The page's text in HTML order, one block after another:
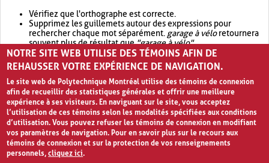
Vérifiez que l'orthographe est correcte.
Supprimez les guillemets autour des expressions pour
rechercher chaque mot séparément. garage à véloretournera
souvent plus de résultat que"garage à vélo".
Envisagez d'élargir votre recherche avec OR.garage OR vélo
retournera souvent plus de résultat quegarage à vélo
NOTRE SITE WEB UTILISE DES TÉMOINS AFIN DE
REHAUSSER VOTRE EXPÉRIENCE DE NAVIGATION.
Le site web de Polytechnique Montréal utilise des témoins de connexion
afin de recueillir des statistiques générales et offrir une meilleure
expérience à ses visiteurs. En naviguant sur le site, vous acceptez
l’utilisation de ces témoins selon les modalités spécifiées aux conditions
d’utilisation. Vous pouvez refuser les témoins de connexion en modifiant
vos paramètres de navigation. Pour en savoir plus sur le recours aux
témoins de connexion et sur la protection de vos renseignements
personnels,cliquez ici.